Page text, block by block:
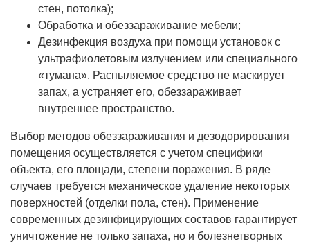
стен, потолка);
Обработка и обеззараживание мебели;
Дезинфекция воздуха при помощи установок с
ультрафиолетовым излучением или специального
«тумана». Распыляемое средство не маскирует
запах, а устраняет его, обеззараживает
внутреннее пространство.
Выбор методов обеззараживания и дезодорирования
помещения осуществляется с учетом специфики
объекта, его площади, степени поражения. В ряде
случаев требуется механическое удаление некоторых
поверхностей (отделки пола, стен). Применение
современных дезинфицирующих составов гарантирует
уничтожение не только запаха, но и болезнетворных